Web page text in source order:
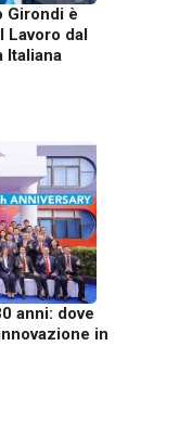
Girondi è
Lavoro dal
Italiana
anni: dove
in